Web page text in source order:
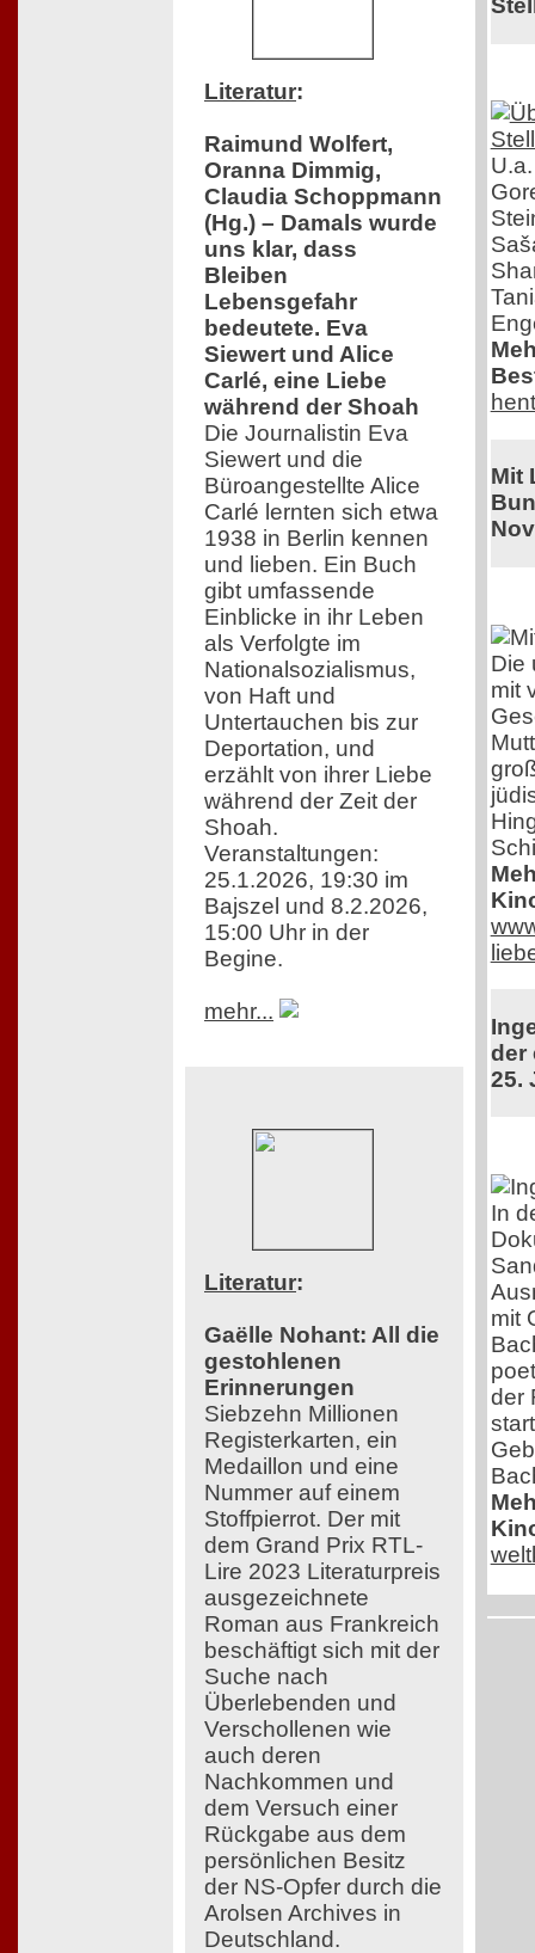
Literatur:
Raimund Wolfert,
Oranna Dimmig,
Claudia Schoppmann
(Hg.) – Damals wurde
uns klar, dass
Bleiben
Lebensgefahr
bedeutete. Eva
Siewert und Alice
Carlé, eine Liebe
während der Shoah
Die Journalistin Eva
Siewert und die
Büroangestellte Alice
Carlé lernten sich etwa
1938 in Berlin kennen
und lieben. Ein Buch
gibt umfassende
Einblicke in ihr Leben
als Verfolgte im
Nationalsozialismus,
von Haft und
Untertauchen bis zur
Deportation, und
erzählt von ihrer Liebe
während der Zeit der
Shoah.
Veranstaltungen:
25.1.2026, 19:30 im
Bajszel und 8.2.2026,
15:00 Uhr in der
Begine.
mehr...
Literatur:
Gaëlle Nohant: All die
gestohlenen
Erinnerungen
Siebzehn Millionen
Registerkarten, ein
Medaillon und eine
Nummer auf einem
Stoffpierrot. Der mit
dem Grand Prix RTL-
Lire 2023 Literaturpreis
ausgezeichnete
Roman aus Frankreich
beschäftigt sich mit der
Suche nach
Überlebenden und
Verschollenen wie
auch deren
Nachkommen und
dem Versuch einer
Rückgabe aus dem
persönlichen Besitz
der NS-Opfer durch die
Arolsen Archives in
Deutschland.
Mit
Die
mit
der
25.
In
mit
der